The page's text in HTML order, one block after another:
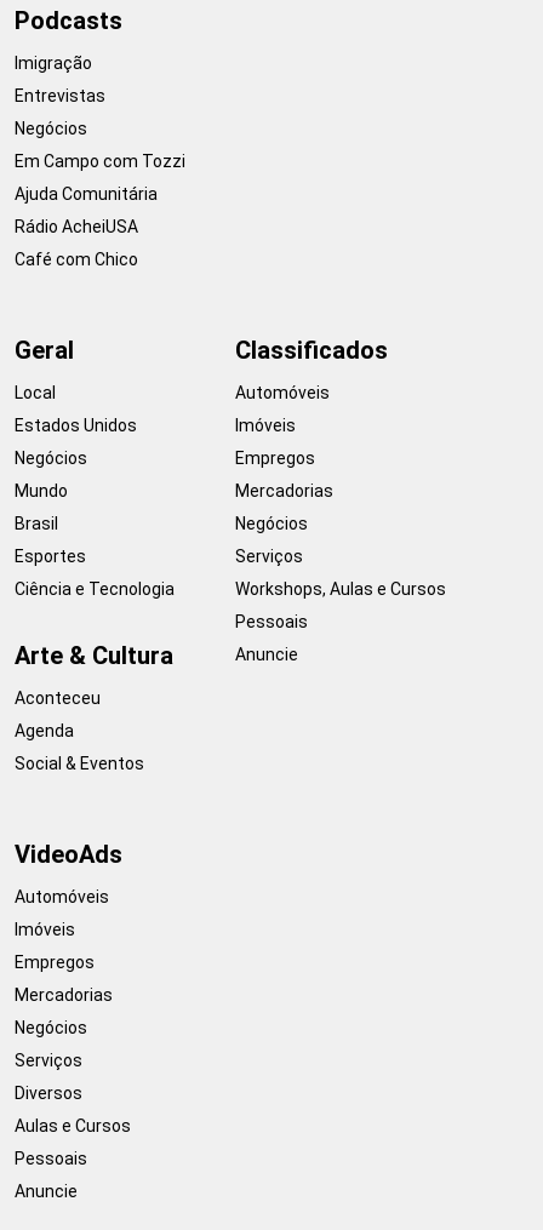
Podcasts
Imigração
Entrevistas
Negócios
Em Campo com Tozzi
Ajuda Comunitária
Rádio AcheiUSA
Café com Chico
Geral
Local
Estados Unidos
Negócios
Mundo
Brasil
Esportes
Ciência e Tecnologia
Arte & Cultura
Aconteceu
Agenda
Social & Eventos
Classificados
Automóveis
Imóveis
Empregos
Mercadorias
Negócios
Serviços
Workshops, Aulas e Cursos
Pessoais
Anuncie
VideoAds
Automóveis
Imóveis
Empregos
Mercadorias
Negócios
Serviços
Diversos
Aulas e Cursos
Pessoais
Anuncie